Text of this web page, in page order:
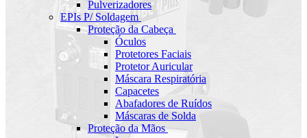
Pulverizadores
EPIs P/ Soldagem
Proteção da Cabeça
Óculos
Protetores Faciais
Protetor Auricular
Máscara Respiratória
Capacetes
Abafadores de Ruídos
Máscaras de Solda
Proteção da Mãos